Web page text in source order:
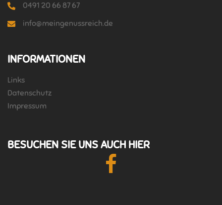
0491 20 66 87 67
info@meingenussreich.de
INFORMATIONEN
Links
Datenschutz
Impressum
BESUCHEN SIE UNS AUCH HIER